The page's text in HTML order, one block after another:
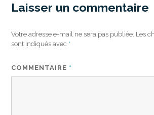
Laisser un commentaire
Votre adresse e-mail ne sera pas publiée. Les
sont indiqués avec *
COMMENTAIRE *